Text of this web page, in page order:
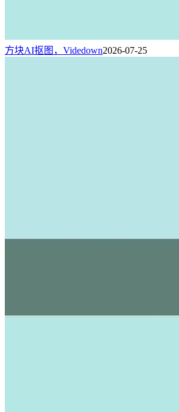
方块AI抠图，Videdown2026-07-25